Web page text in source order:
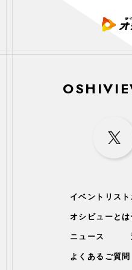
イベントリスト
オシビューとは
ニュース
よくあるご質問